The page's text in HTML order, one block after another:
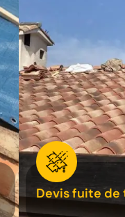
Devis fuite
31